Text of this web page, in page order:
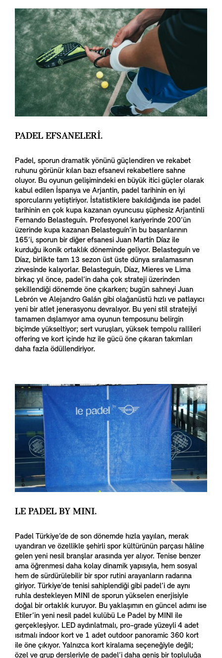
PADEL EFSANELERİ.
Padel, sporun dramatik yönünü güçlendiren ve rekabet
ruhunu görünür kılan bazı efsanevi rekabetlere sahne
oluyor. Bu oyunun gelişimindeki en büyük itici güçler olarak
kabul edilen İspanya ve Arjantin, padel tarihinin en iyi
sporcularını yetiştiriyor. İstatistiklere bakıldığında ise padel
tarihinin en çok kupa kazanan oyuncusu şüphesiz Arjantinli
Fernando Belasteguín. Profesyonel kariyerinde 200’ün
üzerinde kupa kazanan Belasteguín’in bu başarılarının
165’i, sporun bir diğer efsanesi Juan Martín Díaz ile
kurduğu ikonik ortaklık döneminde geliyor. Belasteguín ve
Díaz, birlikte tam 13 sezon üst üste dünya sıralamasının
zirvesinde kalıyorlar. Belasteguín, Díaz, Mieres ve Lima
birkaç yıl önce, padel’in daha çok strateji üzerinden
şekillendiği dönemde öne çıkarken; bugün sahneyi Juan
Lebrón ve Alejandro Galán gibi olağanüstü hızlı ve patlayıcı
yeni bir atlet jenerasyonu devralıyor. Bu yeni stil stratejiyi
tamamen dışlamıyor ama oyunun temposunu belirgin
biçimde yükseltiyor; sert vuruşları, yüksek tempolu rallileri
offering ve kort içinde hız ile gücü öne çıkaran takımları
daha fazla ödüllendiriyor.
LE PADEL BY MINI.
Padel Türkiye’de de son dönemde hızla yayılan, merak
uyandıran ve özellikle şehirli spor kültürünün parçası hâline
gelen yeni nesil branşlar arasında yer alıyor. Tenise benzer
ama öğrenmesi daha kolay dinamik yapısıyla, hem sosyal
hem de sürdürülebilir bir spor rutini arayanların radarına
giriyor. Türkiye’de tenisi sahiplendiği gibi padel’i de aynı
ruhla destekleyen MINI de sporun yükselen enerjisiyle
doğal bir ortaklık kuruyor. Bu yaklaşımın en güncel adımı ise
Etiler’in yeni nesil padel kulübü Le Padel by MINI ile
gerçekleşiyor. LED aydınlatmalı, pro-grade yüzeyli 4 adet
ısıtmalı indoor kort ve 1 adet outdoor panoramic 360 kort
ile öne çıkıyor. Yalnızca kort kiralama seçeneğiyle değil;
özel ve grup dersleriyle de padel’i daha geniş bir topluluğa